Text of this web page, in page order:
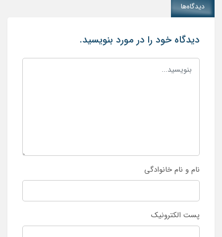
دیدگاه‌ها
دیدگاه خود را در مورد بنویسید.
نام و نام خانوادگی
پست الکترونیک